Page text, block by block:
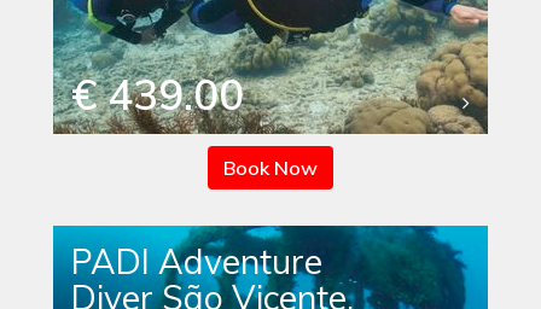
€ 439.00
Book Now
PADI Adventure
Diver São Vicente,